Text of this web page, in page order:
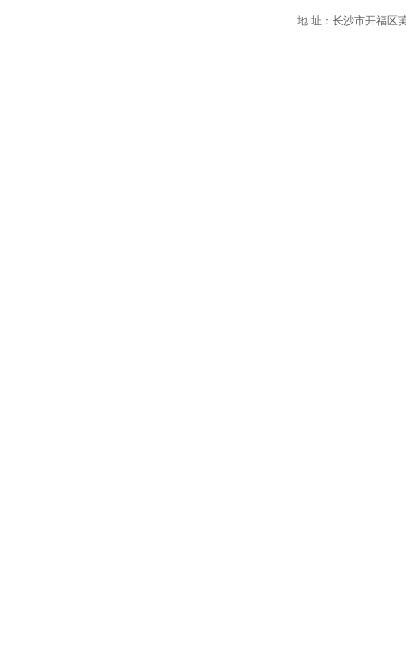
地 址：长沙市开福区